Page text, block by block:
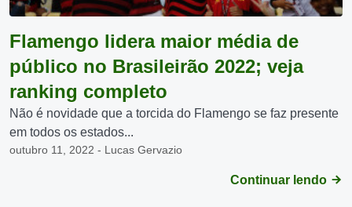
Flamengo lidera maior média de
público no Brasileirão 2022; veja
ranking completo
Não é novidade que a torcida do Flamengo se faz presente
em todos os estados...
outubro 11, 2022 - Lucas Gervazio
Continuar lendo